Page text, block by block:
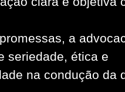
a
seriedade, ética e
na condução da